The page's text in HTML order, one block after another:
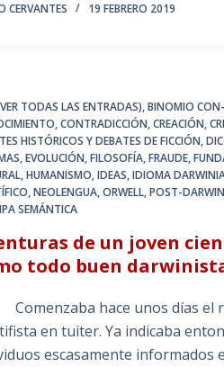
CERVANTES 19 FEBRERO 2019
TODAS LAS ENTRADAS),BINOMIO
,CONTRADICCIÓN,CREACIÓN,
HISTÓRICOS Y DEBATES DE FICCIÓN,
,EVOLUCIÓN,FILOSOFÍA,FRAUDE,
,HUMANISMO,IDEAS,IDIOMA
,NEOLENGUA,ORWELL,POST-
SEMÁNTICA
de un joven
todo buen
hace unos días el
en tuiter. Ya indicaba
escasamente informados